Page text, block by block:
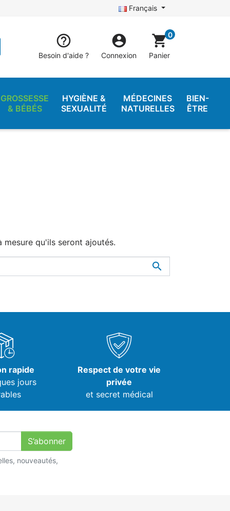
Français

Besoin d'aide ?

Connexion
shopping_cart0
Panier
GROSSESSE
& BÉBÉS
HYGIÈNE &
SEXUALITÉ
MÉDECINES
NATURELLES
BIEN-
ÊTRE
qu'ils seront ajoutés.

rapide
jours
Respect de votre vie
privée
et secret médical
S’abonner
nouveautés,